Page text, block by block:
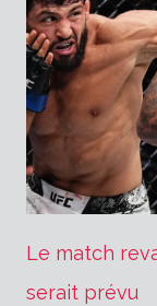
Le match
serait prévu